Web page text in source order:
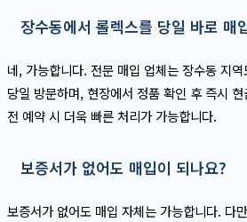
장수동에서 롤렉스를 당일 바로 매
네, 가능합니다. 전문 매입 업체는 장수동 지
당일 방문하며, 현장에서 정품 확인 후 즉시
전 예약 시 더욱 빠른 처리가 가능합니다.
보증서가 없어도 매입이 되나요?
보증서가 없어도 매입 자체는 가능합니다. 다